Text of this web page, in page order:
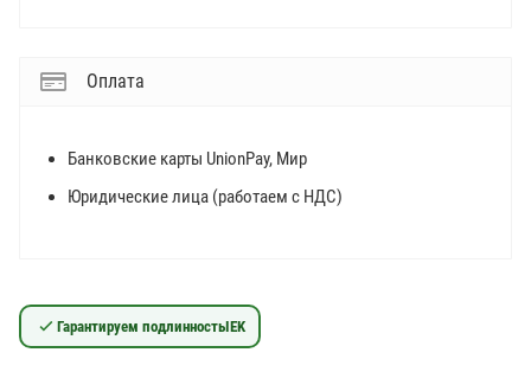
Оплата
Банковские карты UnionPay, Мир
Юридические лица (работаем с НДС)
Гарантируем подлинностьIEK